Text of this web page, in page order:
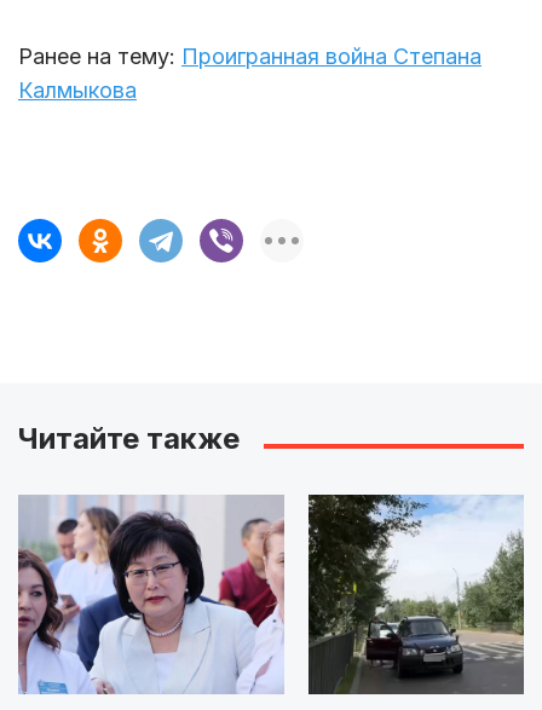
Ранее на тему: Проигранная война Степана
Калмыкова
Читайте также